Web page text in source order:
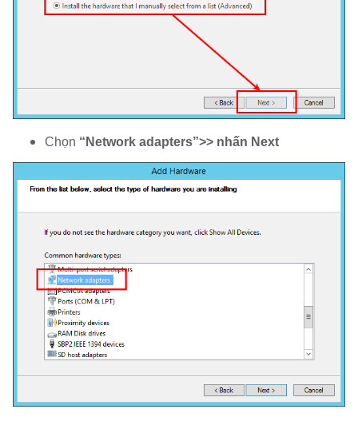
Chọn “Network adapters”>> nhấn Next